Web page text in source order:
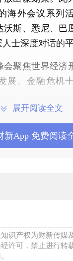
海外会议系列
斯、悉尼、巴
士深度对话的平
聚焦世界经济
展、金融危机
费升级、全球
业等广泛领域。
时点，更为此次
军企业加入，进
联想控股、百度
日立、
展开阅读全文
新App 免费阅读
识产权为财新传媒
许可，禁止进行转